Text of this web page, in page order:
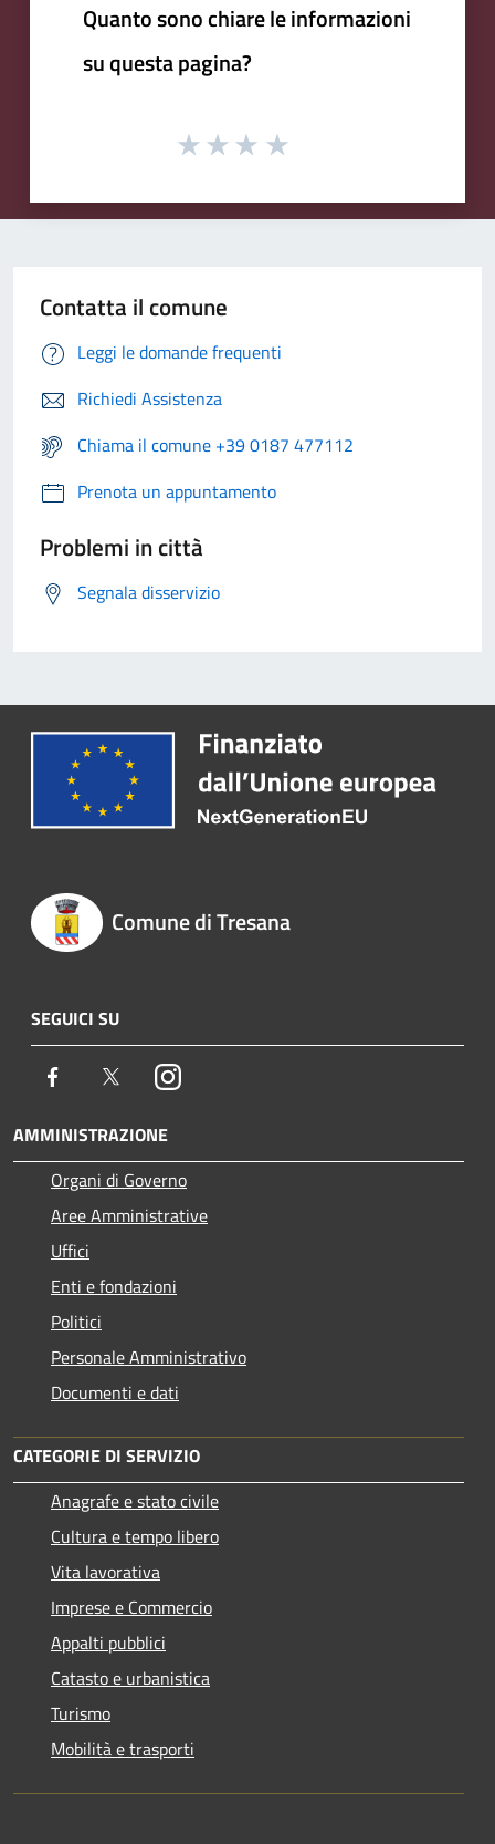
Quanto sono chiare le informazioni
su questa pagina?
Contatta il comune
Leggi le domande frequenti
Richiedi Assistenza
Chiama il comune +39 0187 477112
Prenota un appuntamento
Problemi in città
Segnala disservizio
Comune di Tresana
SEGUICI SU
Facebook TwitterInstagram
AMMINISTRAZIONE
Organi di Governo
Aree Amministrative
Uffici
Enti e fondazioni
Politici
Personale Amministrativo
Documenti e dati
CATEGORIE DI SERVIZIO
Anagrafe e stato civile
Cultura e tempo libero
Vita lavorativa
Imprese e Commercio
Appalti pubblici
Catasto e urbanistica
Turismo
Mobilità e trasporti